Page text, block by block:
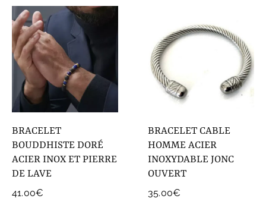
BRACELET
BOUDDHISTE DORÉ
ACIER INOX ET PIERRE
DE LAVE
41.00€
BRACELET CABLE
HOMME ACIER
INOXYDABLE JONC
OUVERT
35.00€